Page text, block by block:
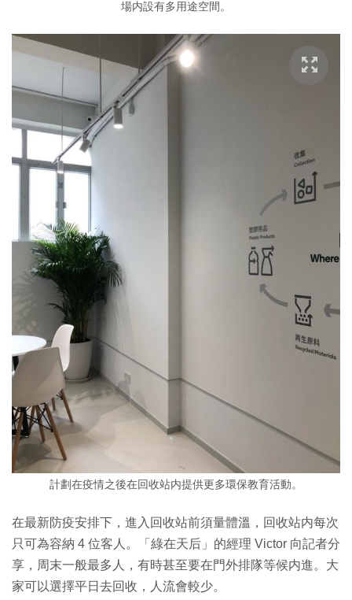
場内設有多用途空間。
計劃在疫情之後在回收站内提供更多環保教育活動。
在最新防疫安排下，進入回收站前須量體溫，回收站内每次
只可為容納 4 位客人。「綠在天后」的經理 Victor 向記者分
享，周末一般最多人，有時甚至要在門外排隊等候内進。大
家可以選擇平日去回收，人流會較少。